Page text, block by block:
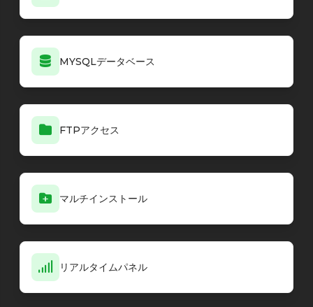
MYSQLデータベース
FTPアクセス
マルチインストール
リアルタイムパネル